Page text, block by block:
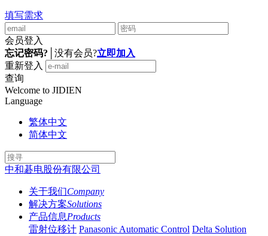
填写需求
会员登入
忘记密码?
没有会员?立即加入
重新登入
查询
Welcome to JIDIEN
Language
繁体中文
简体中文
中和碁电股份有限公司
关于我们Company
解决方案Solutions
产品信息Products
雷射位移计 Panasonic Automatic Control Delta Solution